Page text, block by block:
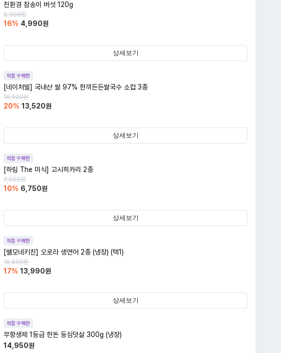
친환경 참송이 버섯 120g
5,990원
16% 4,990원
상세보기
직접 구매한
[네이처빌] 국내산 쌀 97% 한끼든든쌀국수 소컵 3종
16,900원
20% 13,520원
상세보기
직접 구매한
[하림 The 미식] 고시히카리 2종
7,500원
10% 6,750원
상세보기
직접 구매한
[쌜모네키친] 오로라 생연어 2종 (냉장) (택1)
16,890원
17% 13,990원
상세보기
직접 구매한
무항생제 1등급 한돈 등심덧살 300g (냉장)
14,950원